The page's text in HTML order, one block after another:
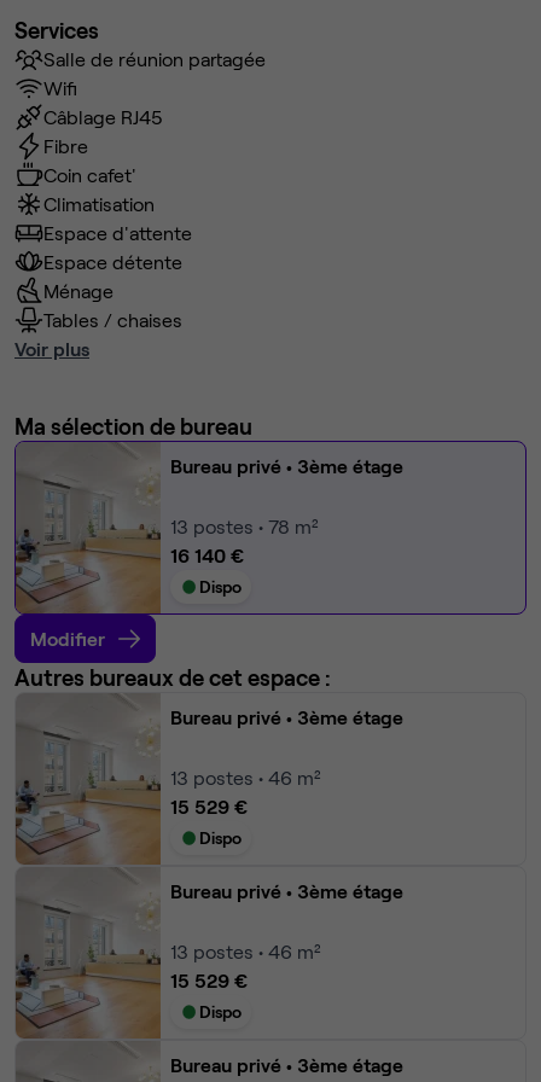
Services
Salle de réunion partagée
Wifi
Câblage RJ45
Fibre
Coin cafet'
Climatisation
Espace d'attente
Espace détente
Ménage
Tables / chaises
Voir plus
Ma sélection de bureau
Bureau privé • 3ème étage
13 postes • 78 m²
16 140 €
Dispo
Modifier
Autres bureaux de cet espace :
Bureau privé • 3ème étage
13 postes • 46 m²
15 529 €
Dispo
Bureau privé • 3ème étage
13 postes • 46 m²
15 529 €
Dispo
Bureau privé • 3ème étage